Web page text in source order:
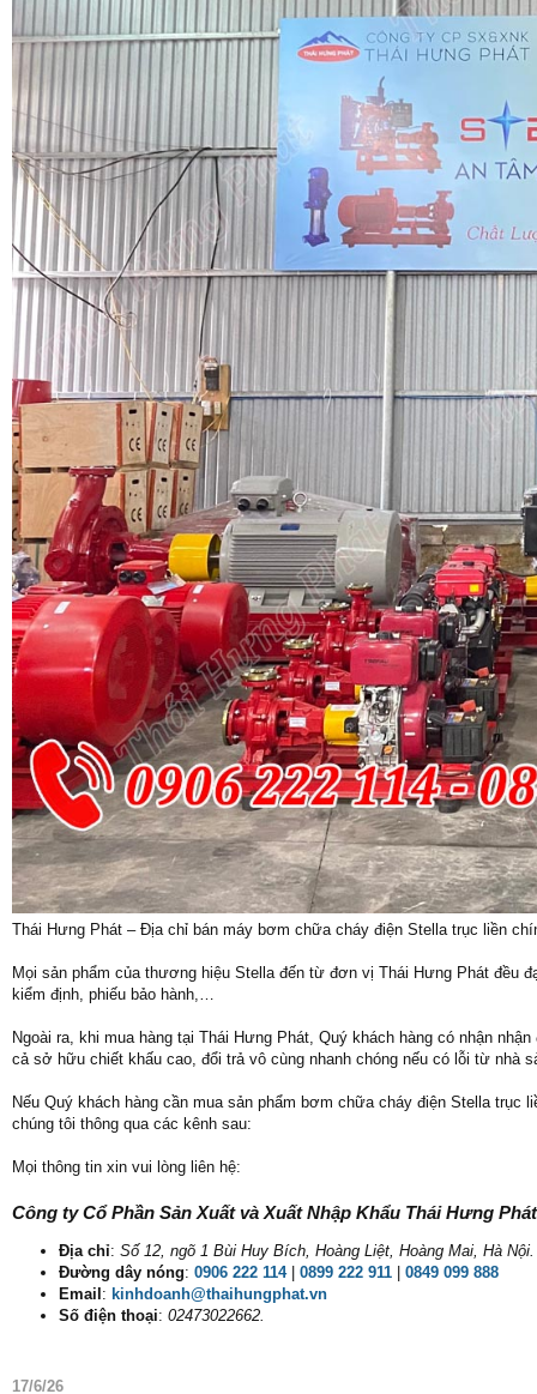
Thái Hưng Phát – Địa chỉ bán máy bơm chữa cháy điện Stella trục liền
Mọi sản phẩm của thương hiệu Stella đến từ đơn vị Thái Hưng Phát
kiểm định, phiếu bảo hành,…
Ngoài ra, khi mua hàng tại Thái Hưng Phát, Quý khách hàng có nhận
cả sở hữu chiết khấu cao, đổi trả vô cùng nhanh chóng nếu có lỗi từ nhà
Nếu Quý khách hàng cần mua sản phẩm bơm chữa cháy điện Stella
chúng tôi thông qua các kênh sau:
Mọi thông tin xin vui lòng liên hệ:
Công ty Cổ Phần Sản Xuất và Xuất Nhập Khẩu Thái Hưng Phát
Địa chỉ: Số 12, ngõ 1 Bùi Huy Bích, Hoàng Liệt, Hoàng Mai, Hà Nội.
Đường dây nóng: 0906 222 114| 0899 222 911
0849 099 888
Email : kinhdoanh@thaihungphat.vn
Số điện thoại: 02473022662.
17/6/26